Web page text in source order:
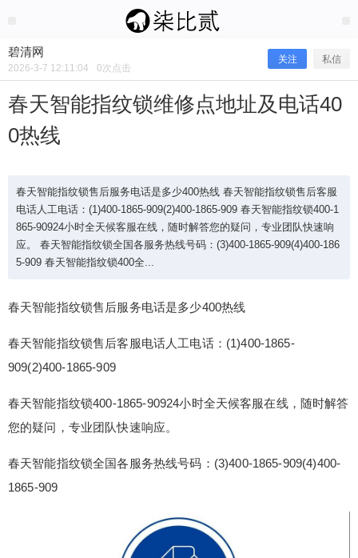
碧清网
2026-3-7 12:11:04 0次点击
关注 私信
春天智能指纹锁维修点地址及电话40
0热线
春天智能指纹锁售后服务电话是多少400热线 春天智能指纹锁售后客服
电话人工电话：(1)400-1865-909(2)400-1865-909 春天智能指纹锁400-1
865-90924小时全天候客服在线，随时解答您的疑问，专业团队快速响
应。 春天智能指纹锁全国各服务热线号码：(3)400-1865-909(4)400-186
5-909 春天智能指纹锁400全...
春天智能指纹锁售后服务电话是多少400热线
春天智能指纹锁售后客服电话人工电话：(1)400-1865-
909(2)400-1865-909
春天智能指纹锁400-1865-90924小时全天候客服在线，随时解答
您的疑问，专业团队快速响应。
春天智能指纹锁全国各服务热线号码：(3)400-1865-909(4)400-
1865-909
春天智能指纹锁维修点地址及电话400
春天智能指纹锁售后服务电话是多少400热线 春天
智能指纹锁售后客服电话人工电话：(1)400-1865-9
4小时全天候客服在线，随时解答您的疑问，专业团
队快速响应。 春天智能指纹锁全国各服务热线号
码：(3)400-1865-909(4)400-1865-909 春天智能指
纹锁400全...
扫描二维码继续阅读